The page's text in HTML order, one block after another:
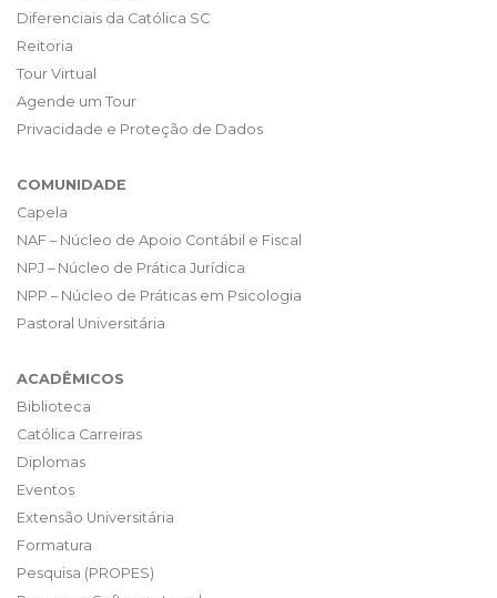
Diferenciais da Católica SC
Reitoria
Tour Virtual
Agende um Tour
Privacidade e Proteção de Dados
COMUNIDADE
Capela
NAF – Núcleo de Apoio Contábil e Fiscal
NPJ – Núcleo de Prática Jurídica
NPP – Núcleo de Práticas em Psicologia
Pastoral Universitária
ACADÊMICOS
Biblioteca
Católica Carreiras
Diplomas
Eventos
Extensão Universitária
Formatura
Pesquisa (PROPES)